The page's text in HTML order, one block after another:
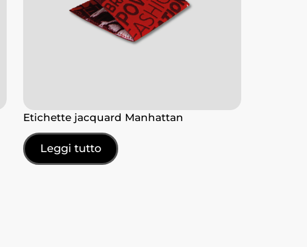
Etichette jacquard Manhattan
Leggi tutto